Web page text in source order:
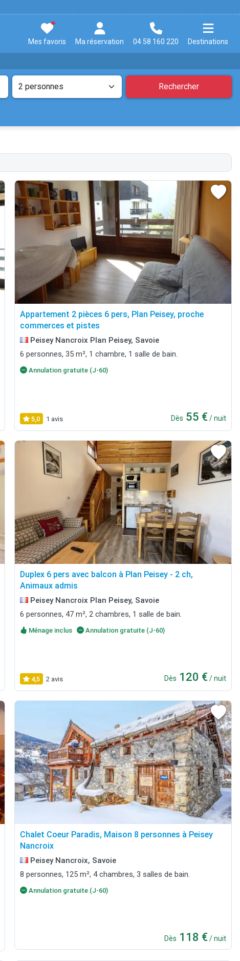
Mes favoris Ma réservation 04 58 160 220 Destinations
Rechercher
Appartement 2 pièces 6 pers, Plan Peisey, proche
commerces et pistes
Peisey Nancroix Plan Peisey, Savoie
6 personnes, 35 m², 1 chambre, 1 salle de bain.
Annulation gratuite (J-60)
5,0 1 avis Dès 55 € / nuit
Duplex 6 pers avec balcon à Plan Peisey - 2 ch,
Animaux admis
Peisey Nancroix Plan Peisey, Savoie
6 personnes, 47 m², 2 chambres, 1 salle de bain.
Ménage inclus Annulation gratuite (J-60)
4,5 2 avis Dès 120 € / nuit
Chalet Coeur Paradis, Maison 8 personnes à Peisey
Nancroix
Peisey Nancroix, Savoie
8 personnes, 125 m², 4 chambres, 3 salles de bain.
Annulation gratuite (J-60)
Dès 118 € / nuit